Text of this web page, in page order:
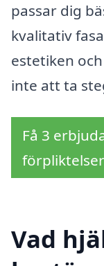
passar dig
kvalitativ
estetiken
inte att ta
Få 3
förpliktelser
Vad